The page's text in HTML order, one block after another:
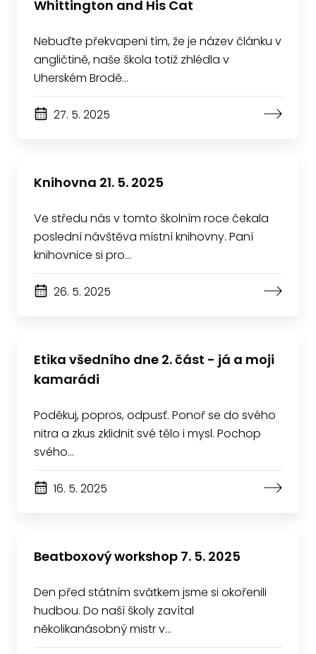
Whittington and His Cat
Nebuďte překvapeni tím, že je název článku v
angličtině, naše škola totiž zhlédla v
Uherském Brodě…
27. 5. 2025
Knihovna 21. 5. 2025
Ve středu nás v tomto školním roce čekala
poslední návštěva místní knihovny. Paní
knihovnice si pro…
26. 5. 2025
Etika všedního dne 2. část - já a moji
kamarádi
Poděkuj, popros, odpusť. Ponoř se do svého
nitra a zkus zklidnit své tělo i mysl. Pochop
svého…
16. 5. 2025
Beatboxový workshop 7. 5. 2025
Den před státním svátkem jsme si okořenili
hudbou. Do naší školy zavítal
několikanásobný mistr v…